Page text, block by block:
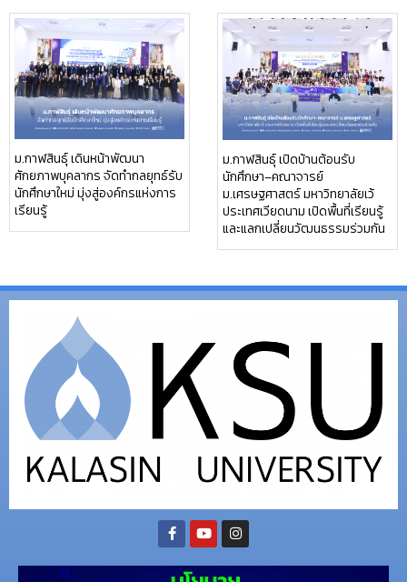
ม.กาฬสินธุ์ เดินหน้าพัฒนา
ศักยภาพบุคลากร จัดทำกลยุทธ์รับ
นักศึกษาใหม่ มุ่งสู่องค์กรแห่งการ
เรียนรู้
ม.กาฬสินธุ์ เปิดบ้านต้อนรับ
นักศึกษา–คณาจารย์
ม.เศรษฐศาสตร์ มหาวิทยาลัยเว้
ประเทศเวียดนาม เปิดพื้นที่เรียนรู้
และแลกเปลี่ยนวัฒนธรรมร่วมกัน